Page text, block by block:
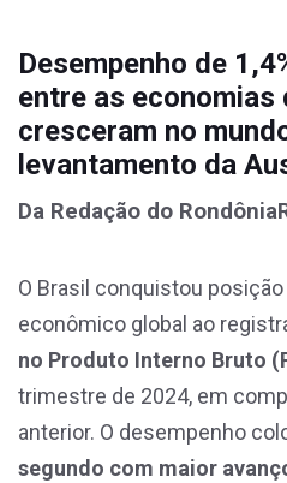
Desempenho de
entre as economias
cresceram no
levantamento da
Da Redação do
O Brasil conquistou
econômico global ao
no Produto Interno Bruto
trimestre de 2024, em
anterior. O desempenho
segundo com maior